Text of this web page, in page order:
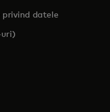
datele
uri)